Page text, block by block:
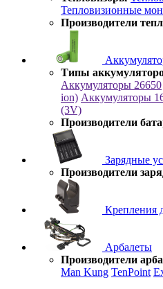
Тепловизионные
Производители
Типы
Аккумуляторы 26650
ion) Аккумуляторы
(3V)
Производители
Зарядные
Производители
Крепления
Арбалеты
Производители
Man Kung TenPoint